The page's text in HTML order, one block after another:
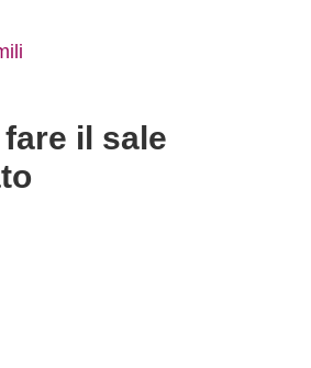
fare il sale